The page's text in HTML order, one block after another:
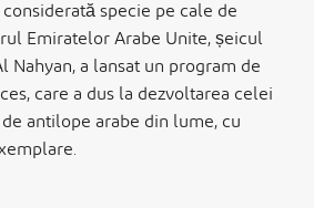
specie pe cale de
Emiratelor Arabe Unite, șeicul
Nahyan, a lansat un program de
care a dus la dezvoltarea celei
antilope arabe din lume, cu